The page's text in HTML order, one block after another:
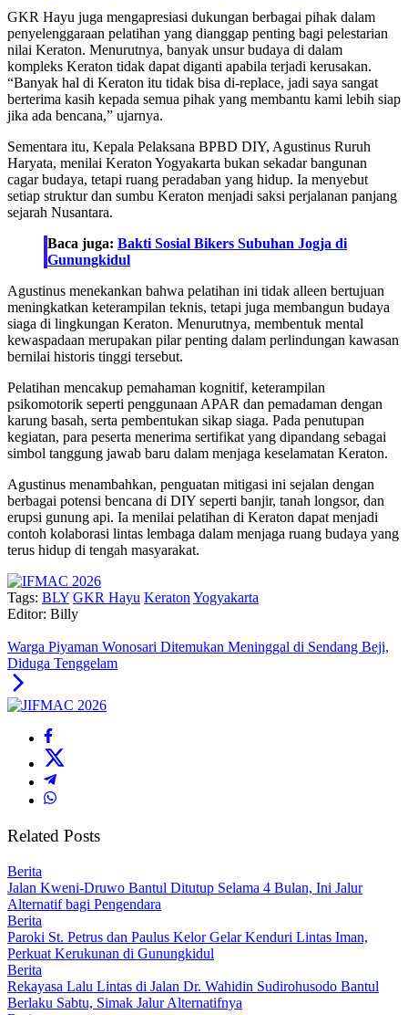
GKR Hayu juga mengapresiasi dukungan berbagai pihak dalam
penyelenggaraan pelatihan yang dianggap penting bagi pelestarian
nilai Keraton. Menurutnya, banyak unsur budaya di dalam
kompleks Keraton tidak dapat diganti apabila terjadi kerusakan.
“Banyak hal di Keraton itu tidak bisa di-replace, jadi saya sangat
berterima kasih kepada semua pihak yang membantu kami lebih siap
jika ada bencana,” ujarnya.
Sementara itu, Kepala Pelaksana BPBD DIY, Agustinus Ruruh
Haryata, menilai Keraton Yogyakarta bukan sekadar bangunan
cagar budaya, tetapi ruang peradaban yang hidup. Ia menyebut
setiap struktur dan sumbu Keraton menjadi saksi perjalanan panjang
sejarah Nusantara.
Baca juga: Bakti Sosial Bikers Subuhan Jogja di
Gunungkidul
Agustinus menekankan bahwa pelatihan ini tidak alleen bertujuan
meningkatkan keterampilan teknis, tetapi juga membangun budaya
siaga di lingkungan Keraton. Menurutnya, membentuk mental
kewaspadaan merupakan pilar penting dalam perlindungan kawasan
bernilai historis tinggi tersebut.
Pelatihan mencakup pemahaman kognitif, keterampilan
psikomotorik seperti penggunaan APAR dan pemadaman dengan
karung basah, serta pembentukan sikap siaga. Pada penutupan
kegiatan, para peserta menerima sertifikat yang dipandang sebagai
simbol tanggung jawab baru dalam menjaga keselamatan Keraton.
Agustinus menambahkan, penguatan mitigasi ini sejalan dengan
berbagai potensi bencana di DIY seperti banjir, tanah longsor, dan
erupsi gunung api. Ia menilai pelatihan di Keraton dapat menjadi
contoh kolaborasi lintas lembaga dalam menjaga ruang budaya yang
terus hidup di tengah masyarakat.
Tags: BLY GKR Hayu Keraton Yogyakarta
Editor: Billy
Warga Piyaman Wonosari Ditemukan Meninggal di Sendang Beji,
Diduga Tenggelam
Related Posts
Berita
Jalan Kweni-Druwo Bantul Ditutup Selama 4 Bulan, Ini Jalur
Alternatif bagi Pengendara
Berita
Paroki St. Petrus dan Paulus Kelor Gelar Kenduri Lintas Iman,
Perkuat Kerukunan di Gunungkidul
Berita
Rekayasa Lalu Lintas di Jalan Dr. Wahidin Sudirohusodo Bantul
Berlaku Sabtu, Simak Jalur Alternatifnya